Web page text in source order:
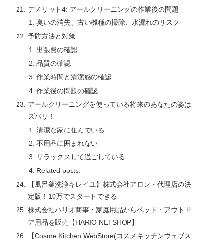
デメリット4: アールクリーニングの作業後の問題
臭いの消失、古い機種の掃除、水漏れのリスク
予防方法と対策
出張費の確認
品質の確認
作業時間と清潔感の確認
作業後の問題の確認
アールクリーニングを使っている将来のあなたの姿は
ズバリ！
清潔な家に住んでいる
不用品に囲まれない
リラックスして過ごしている
Related posts:
【風呂釜洗浄キレイユ】株式会社アロン・代理店の決
定版！10万でスタートできる
株式会社ハリオ商事・家庭用品からペット・アウトド
ア用品を販売【HARIO NETSHOP】
【Cosme Kitchen WebStore(コスメキッチンウェブス